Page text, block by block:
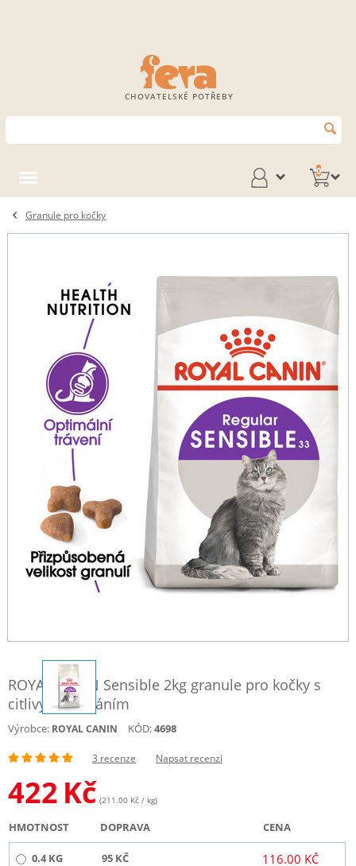
CHOVATELSKÉ POTŘEBY
0
Granule pro kočky
ROYAL CANIN Sensible 2kg granule pro kočky s
citlivým zažíváním
Výrobce: ROYAL CANIN KÓD:4698
3 recenze Napsat recenzi
422 Kč (211.00 Kč / kg)
HMOTNOST DOPRAVA CENA
0.4 KG 95 KČ 116.00 KČ